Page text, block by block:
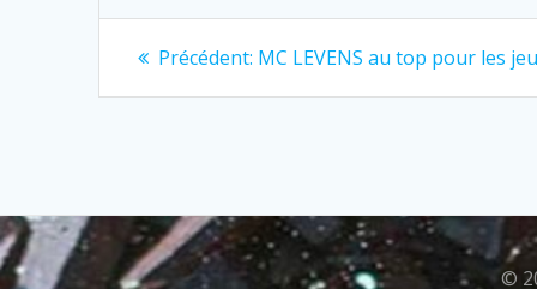
Navigation
de
Précédent: Previous
MC LEVENS au top pour les
©